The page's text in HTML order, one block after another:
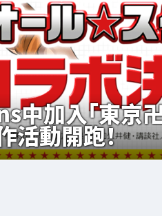
加入「東京卍
活動開跑！